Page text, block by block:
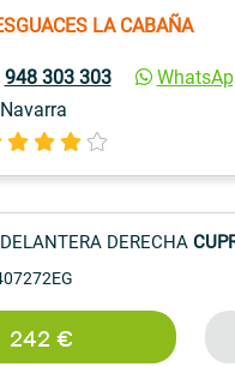
LA CABAÑA
948 303 303
Navarra
DERECHA
242 €